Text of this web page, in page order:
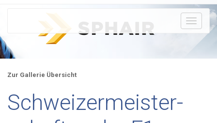
Zur Gallerie Übersicht
Schweizermeister-